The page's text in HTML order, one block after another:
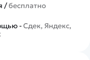
/бесплатно
-Сдек, Яндекс,